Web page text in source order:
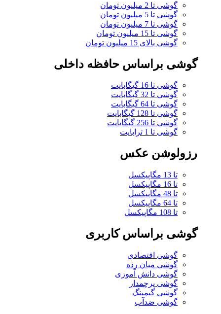
گوشی تا 2 میلیون تومان
گوشی تا 5 میلیون تومان
گوشی تا 7 میلیون تومان
گوشی تا 15 میلیون تومان
گوشی بالای 15 میلیون تومان
گوشی براساس حافظه داخلی
گوشی تا 16 گیگابایت
گوشی تا 32 گیگابایت
گوشی تا 64 گیگابایت
گوشی تا 128 گیگابایت
گوشی تا 256 گیگابایت
گوشی تا 1 ترابایت
رزولوشن عکس
تا 13 مگاپیکسل
تا 16 مگاپیکسل
تا 48 مگاپیکسل
تا 64 مگاپیکسل
تا 108 مگاپیکسل
گوشی براساس کاربری
گوشی اقتصادی
گوشی میان رده
گوشی دانش آموزی
گوشی پرچمدار
گوشی گیمینگ
گوشی ضدآب